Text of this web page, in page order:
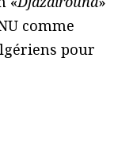
comme
pour